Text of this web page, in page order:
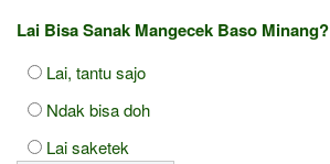
Lai Bisa Sanak Mangecek Baso Minang?
Lai, tantu sajo
Ndak bisa doh
Lai saketek